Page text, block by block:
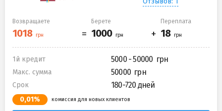
Возвращаете Берете Переплата
1й кредит 5000 - 50000
Макс. сумма 50000
Срок 180-720 дней
0,01% комиссия для новых клиентов